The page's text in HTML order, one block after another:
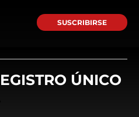
SUSCRIBIRSE
ÚNICO